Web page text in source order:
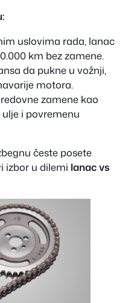
uslovima rada, lanac
km bez zamene.
da pukne u vožnji,
motora.
zamene kao
i povremenu
česte posete
izbor u dilemi lanac vs